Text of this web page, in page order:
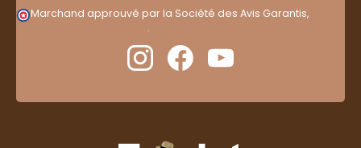
Marchand approuvé par la Société des Avis Garantis,
.